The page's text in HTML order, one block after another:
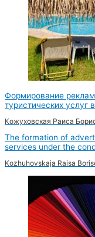
Формирование
туристических услуг
Кожуховская Раиса
The formation of
services under the
Kozhuhovskaja Raisa